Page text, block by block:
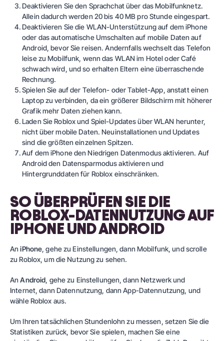
Deaktivieren Sie den Sprachchat über das Mobilfunknetz.
Allein dadurch werden 20 bis 40 MB pro Stunde eingespart.
Deaktivieren Sie die WLAN-Unterstützung auf dem iPhone
oder das automatische Umschalten auf mobile Daten auf
Android, bevor Sie reisen. Andernfalls wechselt das Telefon
leise zu Mobilfunk, wenn das WLAN im Hotel oder Café
schwach wird, und so erhalten Eltern eine überraschende
Rechnung.
Spielen Sie auf der Telefon- oder Tablet-App, anstatt einen
Laptop zu verbinden, da ein größerer Bildschirm mit höherer
Grafik mehr Daten ziehen kann.
Laden Sie Roblox und Spiel-Updates über WLAN herunter,
nicht über mobile Daten. Neuinstallationen und Updates
sind die größten einzelnen Spitzen.
Auf dem iPhone den Niedrigen Datenmodus aktivieren. Auf
Android den Datensparmodus aktivieren und
Hintergrunddaten für Roblox einschränken.
SO ÜBERPRÜFEN SIE DIE
ROBLOX-DATENNUTZUNG AUF
IPHONE UND ANDROID
AniPhone, gehe zu Einstellungen, dann Mobilfunk, und scrolle
zu Roblox, um die Nutzung zu sehen.
AnAndroid, gehe zu Einstellungen, dann Netzwerk und
Internet, dann Datennutzung, dann App-Datennutzung, und
wähle Roblox aus.
Um Ihren tatsächlichen Stundenlohn zu messen, setzen Sie die
Statistiken zurück, bevor Sie spielen, machen Sie eine